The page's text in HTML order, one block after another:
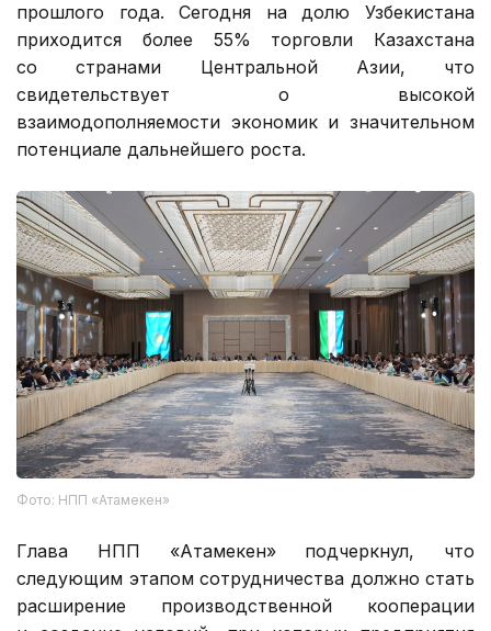
прошлого года. Сегодня на долю Узбекистана
приходится более 55% торговли Казахстана
со странами Центральной Азии, что
свидетельствует о высокой
взаимодополняемости экономик и значительном
потенциале дальнейшего роста.
Фото: НПП «Атамекен»
Глава НПП «Атамекен» подчеркнул, что
следующим этапом сотрудничества должно стать
расширение производственной кооперации